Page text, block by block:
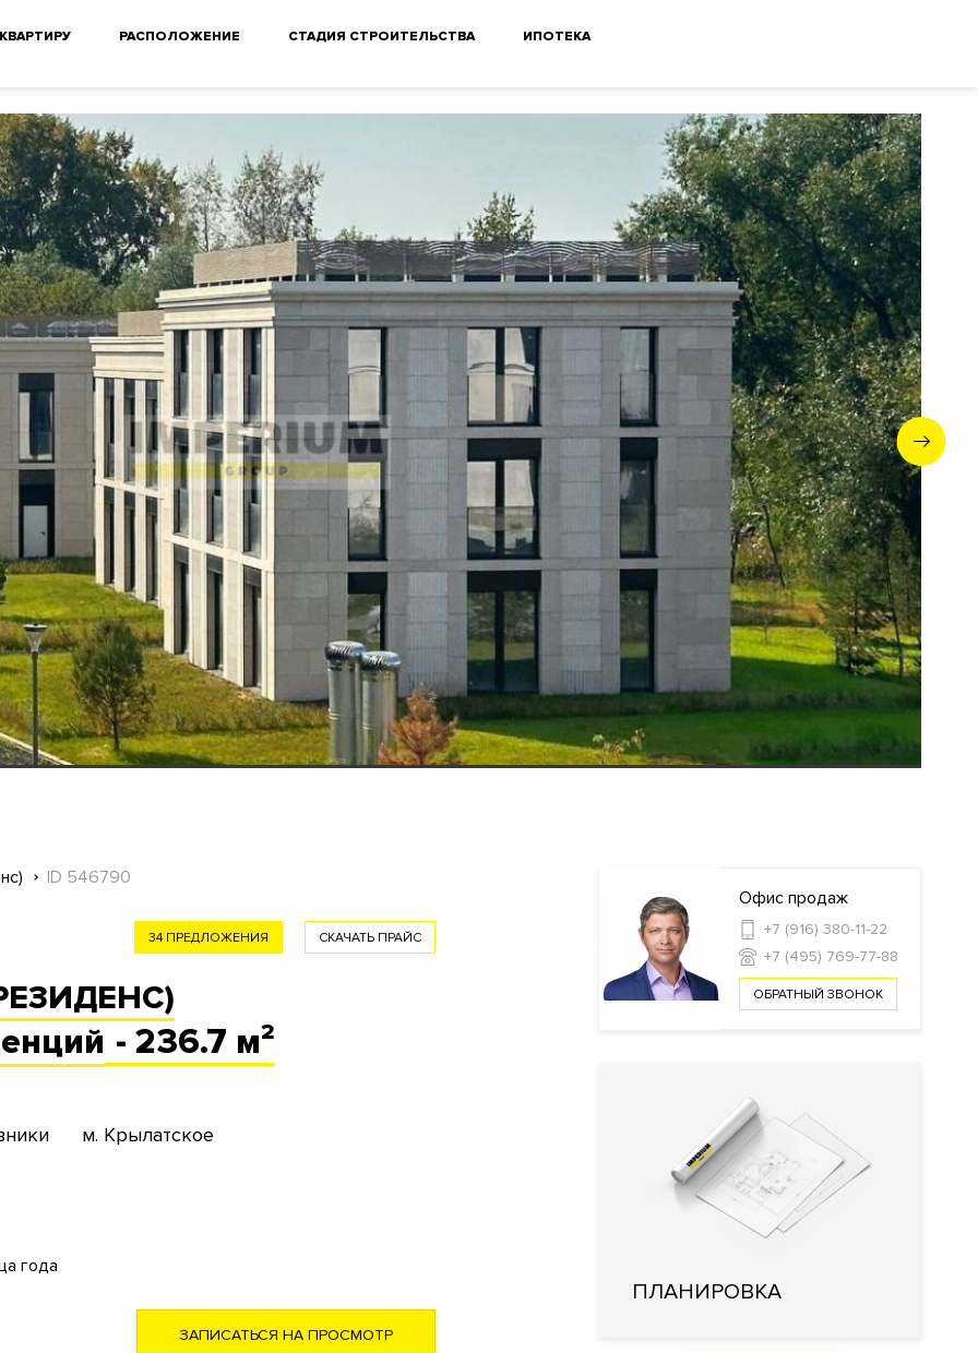
РАСПОЛОЖЕНИЕ СТАДИЯ СТРОИТЕЛЬСТВА ИПОТЕКА
ID 546790
СКАЧАТЬ ПРАЙС
34 ПРЕДЛОЖЕНИЯ
- 236.7 м²
м. Крылатское
года
ЗАПИСАТЬСЯ НА ПРОСМОТР
Офис продаж
+7 (916) 380-11-22
+7 (495) 769-77-88
ОБРАТНЫЙ ЗВОНОК
ПЛАНИРОВКА